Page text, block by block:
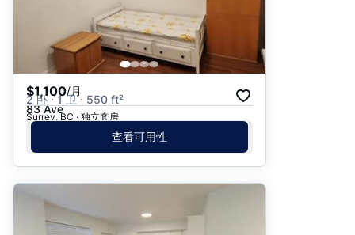
$1,100/月
2 卧 · 1 卫 · 550 ft²
83 Ave
Surrey, BC · 独立套房
查看可用性